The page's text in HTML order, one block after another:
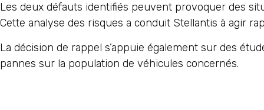
Les deux défauts identifiés peuvent provoquer des
Cette analyse des risques a conduit Stellantis à agir
La décision de rappel s’appuie également sur des
pannes sur la population de véhicules concernés.